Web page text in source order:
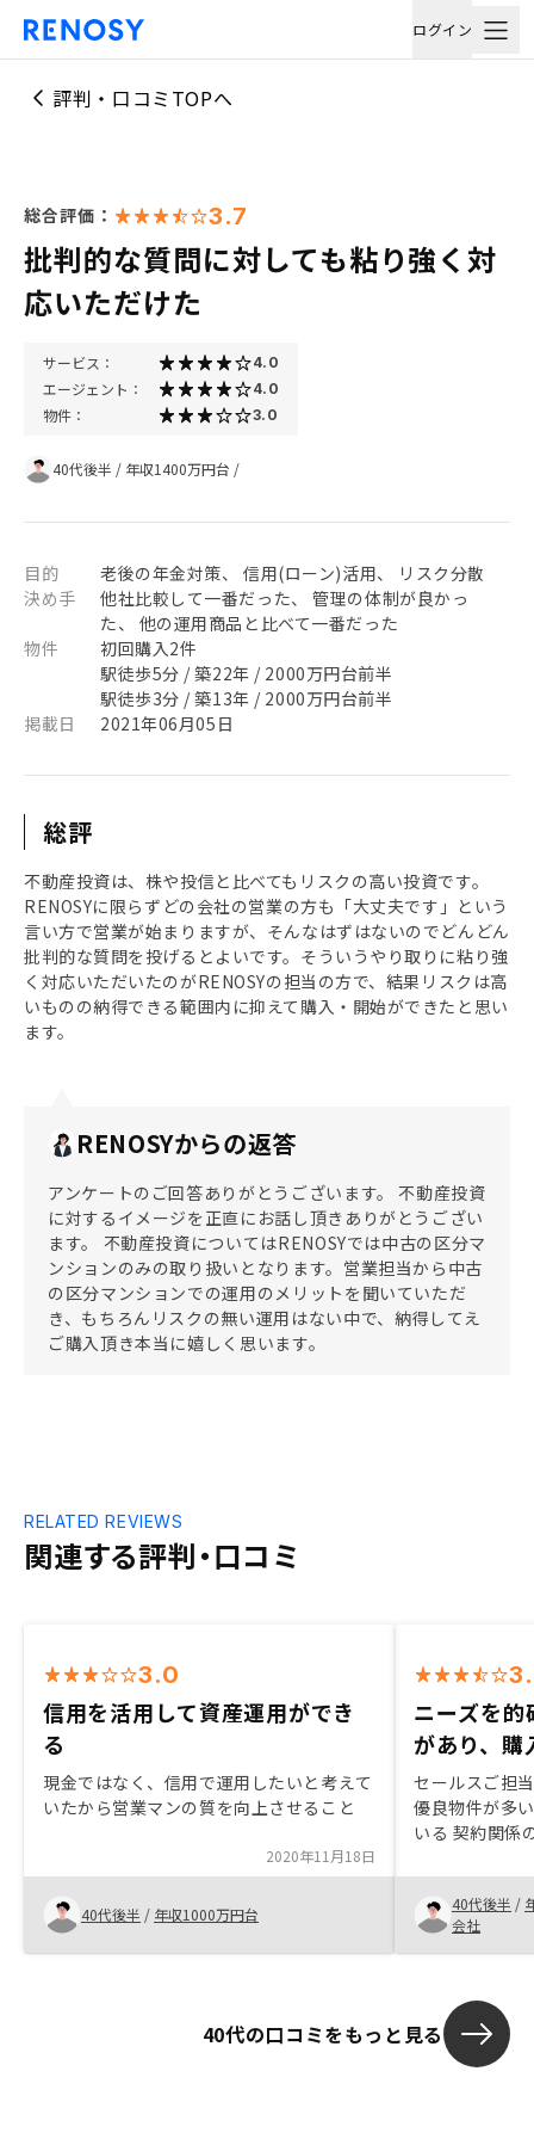
ログイン
評判・口コミTOPへ
総合評価： 3.7
批判的な質問に対しても粘り強く対
応いただけた
サービス： 4.0
エージェント： 4.0
物件： 3.0
40代後半 / 年収1400万円台 /
目的
老後の年金対策、 信用(ローン)活用、 リスク分散
決め手
他社比較して一番だった、 管理の体制が良かっ
た、 他の運用商品と比べて一番だった
物件
初回購入2件
駅徒歩5分 / 築22年 / 2000万円台前半
駅徒歩3分 / 築13年 / 2000万円台前半
掲載日
2021年06月05日
総評
不動産投資は、株や投信と比べてもリスクの高い投資です。
RENOSYに限らずどの会社の営業の方も「大丈夫です」という
言い方で営業が始まりますが、そんなはずはないのでどんどん
批判的な質問を投げるとよいです。そういうやり取りに粘り強
く対応いただいたのがRENOSYの担当の方で、結果リスクは高
いものの納得できる範囲内に抑えて購入・開始ができたと思い
ます。
RENOSYからの返答
アンケートのご回答ありがとうございます。 不動産投資
に対するイメージを正直にお話し頂きありがとうござい
ます。 不動産投資についてはRENOSYでは中古の区分マ
ンションのみの取り扱いとなります。営業担当から中古
の区分マンションでの運用のメリットを聞いていただ
き、もちろんリスクの無い運用はない中で、納得してえ
ご購入頂き本当に嬉しく思います。
関連する評判・口コミ
RELATED REVIEWS
3.0
信用を活用して資産運用ができ
る
現金ではなく、信用で運用したいと考えて
いたから営業マンの質を向上させること
2020年11月18日
40代後半 / 年収1000万円台
ニーズを的
があり、購
セールスご担
優良物件が多
いる 契約関係
感があるとこ
しているところ セールスの方が口先
でなく、もう
ば良いと思い
ほどわかって
読み取れてい
す。）
40代後半 /
会社
40代の口コミをもっと見る